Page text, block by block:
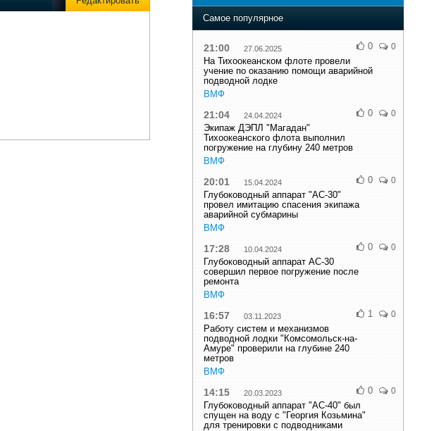
Самое популярное
21:00 27.06.2025
На Тихоокеанском флоте провели
учение по оказанию помощи аварийной
подводной лодке
ВМФ
0 0
21:04 24.04.2024
Экипаж ДЭПЛ "Магадан"
Тихоокеанского флота выполнил
погружение на глубину 240 метров
ВМФ
0 0
20:01 15.04.2024
Глубоководный аппарат "АС-30"
провел имитацию спасения экипажа
аварийной субмарины
ВМФ
0 0
17:28 10.04.2024
Глубоководный аппарат АС-30
совершил первое погружение после
ремонта
ВМФ
0 0
16:57 03.11.2023
Работу систем и механизмов
подводной лодки "Комсомольск-на-
Амуре" проверили на глубине 240
метров
ВМФ
1 0
14:15 20.03.2023
Глубоководный аппарат "АС-40" был
спущен на воду с "Георгия Козьмина"
для тренировки с подводниками
0 0